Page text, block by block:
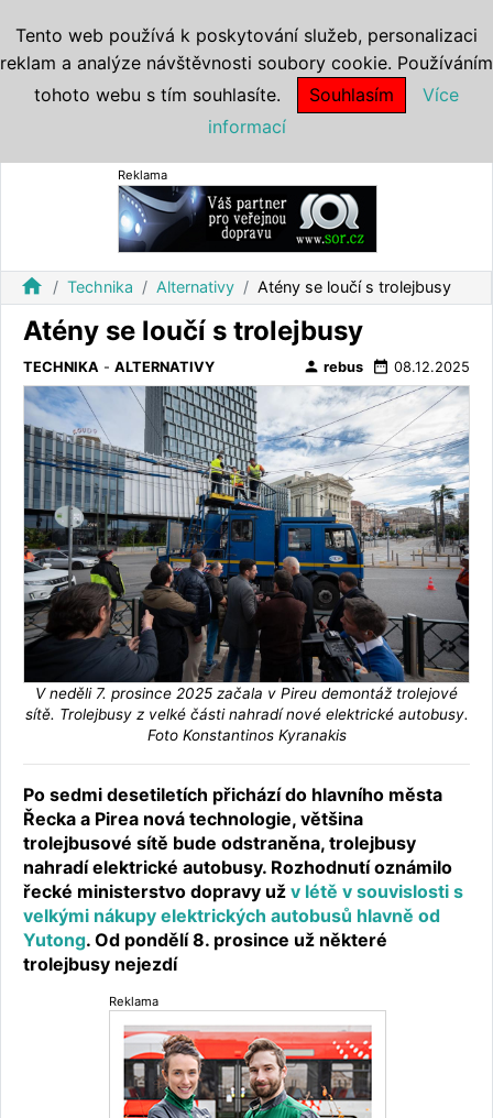
Reklama
home Technika Alternativy Atény se loučí s trolejbusy
Atény se loučí s trolejbusy
TECHNIKA - ALTERNATIVY person rebus date_range 08.12.2025
V neděli 7. prosince 2025 začala v Pireu demontáž trolejové
sítě. Trolejbusy z velké části nahradí nové elektrické autobusy.
Foto Konstantinos Kyranakis
Po sedmi desetiletích přichází do hlavního města
Řecka a Pirea nová technologie, většina
trolejbusové sítě bude odstraněna, trolejbusy
nahradí elektrické autobusy. Rozhodnutí oznámilo
řecké ministerstvo dopravy už v létě v souvislosti s
velkými nákupy elektrických autobusů hlavně od
Yutong. Od pondělí 8. prosince už některé
trolejbusy nejezdí
Reklama
Tento web používá k poskytování služeb, personalizaci
reklam a analýze návštěvnosti soubory cookie. Používáním
tohoto webu s tím souhlasíte.
Souhlasím
Více
informací